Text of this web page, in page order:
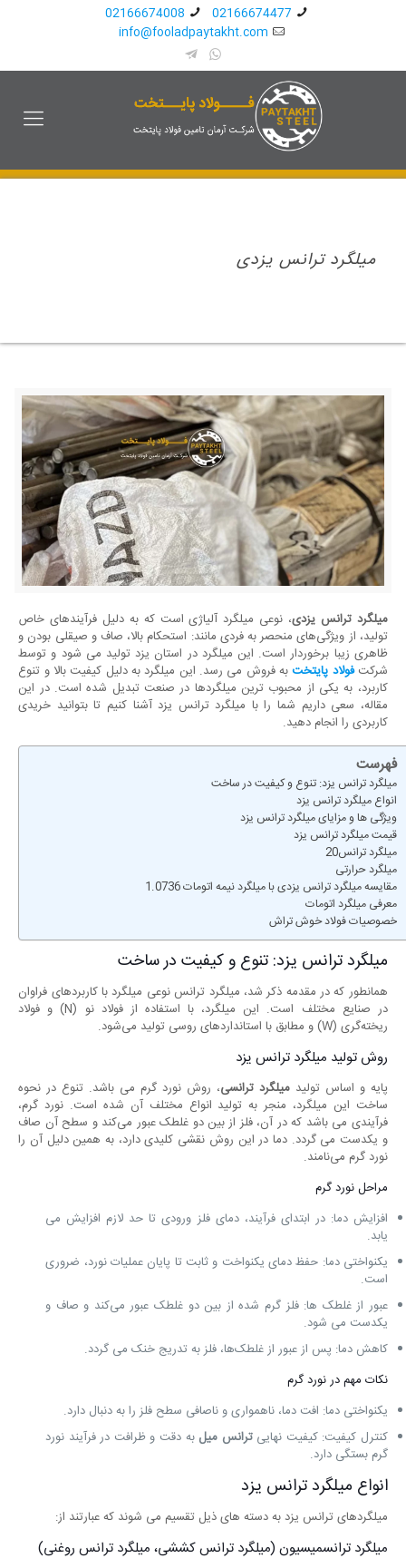
02166674477
02166674008
info@fooladpaytakht.com
میلگرد ترانس یزدی
میلگرد ترانس یزدی، نوعی میلگرد آلیاژی است که به دلیل فرآیندهای خاص
تولید، از ویژگی‌های منحصر به فردی مانند: استحکام بالا، صاف و صیقلی بودن و
ظاهری زیبا برخوردار است. این میلگرد در استان یزد تولید می ‌شود و توسط
شرکتفولاد پایتختبه فروش می رسد. این میلگرد به دلیل کیفیت بالا و تنوع
کاربرد، به یکی از محبوب‌ ترین میلگردها در صنعت تبدیل شده است. در این
مقاله، سعی داریم شما را با میلگرد ترانس یزد آشنا کنیم تا بتوانید خریدی
کاربردی را انجام دهید.
فهرست
میلگرد ترانس یزد: تنوع و کیفیت در ساخت
انواع میلگرد ترانس یزد
ویژگی ‌ها و مزایای میلگرد ترانس یزد
قیمت میلگرد ترانس یزد
میلگرد ترانس20
میلگرد حرارتی
مقایسه میلگرد ترانس یزدی با میلگرد نیمه اتومات 1.0736
معرفی میلگرد اتومات
خصوصیات فولاد خوش تراش
میلگرد ترانس یزد: تنوع و کیفیت در ساخت
همانطور که در مقدمه ذکر شد، میلگرد ترانس نوعی میلگرد با کاربردهای فراوان
در صنایع مختلف است. این میلگرد، با استفاده از فولاد نو (N) و فولاد
ریخته‌گری (W) و مطابق با استانداردهای روسی تولید می‌شود.
روش تولید میلگرد ترانس یزد
پایه و اساس تولیدمیلگرد ترانسی، روش نورد گرم می باشد. تنوع در نحوه
ساخت این میلگرد، منجر به تولید انواع مختلف آن شده است. نورد گرم،
فرآیندی می باشد که در آن، فلز از بین دو غلطک عبور می‌کند و سطح آن صاف
و یکدست می‌ گردد. دما در این روش نقشی کلیدی دارد، به همین دلیل آن را
نورد گرم می‌نامند.
مراحل نورد گرم
افزایش دما: در ابتدای فرآیند، دمای فلز ورودی تا حد لازم افزایش می‌
یابد.
یکنواختی دما: حفظ دمای یکنواخت و ثابت تا پایان عملیات نورد، ضروری
است.
عبور از غلطک‌ ها: فلز گرم شده از بین دو غلطک عبور می‌کند و صاف و
یکدست می ‌شود.
کاهش دما: پس از عبور از غلطک‌ها، فلز به تدریج خنک می گردد.
نکات مهم در نورد گرم
یکنواختی دما: افت دما، ناهمواری و ناصافی سطح فلز را به دنبال دارد.
کنترل کیفیت: کیفیت نهاییترانس میل به دقت و ظرافت در فرآیند نورد
گرم بستگی دارد.
انواع میلگرد ترانس یزد
میلگردهای ترانس یزد به دسته های ذیل تقسیم می ‌شوند که عبارتند از:
میلگرد ترانسمیسیون (میلگرد ترانس کششی، میلگرد ترانس روغنی)